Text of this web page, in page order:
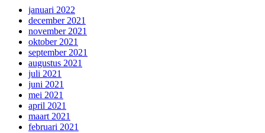
januari 2022
december 2021
november 2021
oktober 2021
september 2021
augustus 2021
juli 2021
juni 2021
mei 2021
april 2021
maart 2021
februari 2021